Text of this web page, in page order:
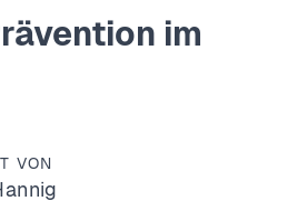
im
VON